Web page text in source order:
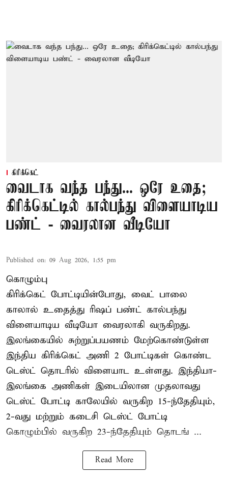
கிரிக்கெட்
வைடாக வந்த பந்து... ஒரே உதை;
கிரிக்கெட்டில் கால்பந்து விளையாடிய
பண்ட் - வைரலான வீடியோ
Published on: 09 Aug 2026, 1:55 pm
கொழும்பு
கிரிக்கெட் போட்டியின்போது, வைட் பாலை
காலால் உதைத்து ரிஷப் பண்ட் கால்பந்து
விளையாடிய வீடியோ வைரலாகி வருகிறது.
இலங்கையில் சுற்றுப்பயணம் மேற்கொண்டுள்ள
இந்திய கிரிக்கெட் அணி 2 போட்டிகள் கொண்ட
டெஸ்ட் தொடரில் விளையாட உள்ளது. இந்தியா-
இலங்கை அணிகள் இடையிலான முதலாவது
டெஸ்ட் போட்டி காலேயில் வருகிற 15-ந்தேதியும்,
2-வது மற்றும் கடைசி டெஸ்ட் போட்டி
கொழும்பில் வருகிற 23-ந்தேதியும் தொடங் ...
Read More